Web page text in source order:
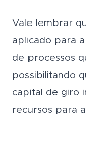
Vale lembrar
aplicado para
de processos
possibilitando
capital de giro
recursos para